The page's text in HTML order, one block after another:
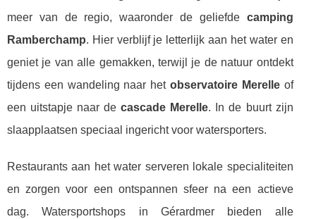
meer van de regio, waaronder de geliefde camping
Ramberchamp. Hier verblijf je letterlijk aan het water en
geniet je van alle gemakken, terwijl je de natuur ontdekt
tijdens een wandeling naar het observatoire Merelleof
een uitstapje naar decascade Merelle. In de buurt zijn
slaapplaatsen speciaal ingericht voor watersporters.
Restaurants aan het water serveren lokale specialiteiten
en zorgen voor een ontspannen sfeer na een actieve
dag. Watersportshops in Gérardmer bieden alle